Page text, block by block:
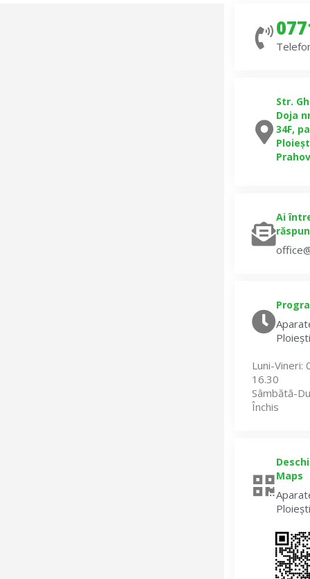
Str.
Doja
34F,
Ai
Ploiești
Luni-Vineri:
16.30
Sâmbătă-
Închis
Maps
Ploiești